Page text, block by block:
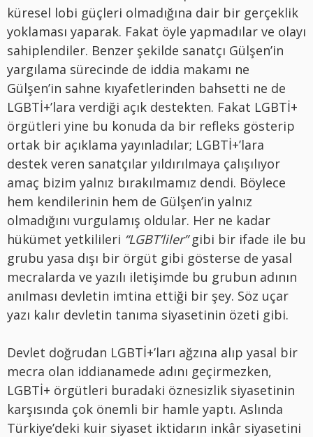
küresel lobi güçleri olmadığına dair bir gerçeklik
yoklaması yaparak. Fakat öyle yapmadılar ve olayı
sahiplendiler. Benzer şekilde sanatçı Gülşen’in
yargılama sürecinde de iddia makamı ne
Gülşen’in sahne kıyafetlerinden bahsetti ne de
LGBTİ+’lara verdiği açık destekten. Fakat LGBTİ+
örgütleri yine bu konuda da bir refleks gösterip
ortak bir açıklama yayınladılar; LGBTİ+’lara
destek veren sanatçılar yıldırılmaya çalışılıyor
amaç bizim yalnız bırakılmamız dendi. Böylece
hem kendilerinin hem de Gülşen’in yalnız
olmadığını vurgulamış oldular. Her ne kadar
hükümet yetkilileri “LGBT’liler”gibi bir ifade ile bu
grubu yasa dışı bir örgüt gibi gösterse de yasal
mecralarda ve yazılı iletişimde bu grubun adının
anılması devletin imtina ettiği bir şey. Söz uçar
yazı kalır devletin tanıma siyasetinin özeti gibi.
Devlet doğrudan LGBTİ+’ları ağzına alıp yasal bir
mecra olan iddianamede adını geçirmezken,
LGBTİ+ örgütleri buradaki öznesizlik siyasetinin
karşısında çok önemli bir hamle yaptı. Aslında
Türkiye’deki kuir siyaset iktidarın inkâr siyasetini